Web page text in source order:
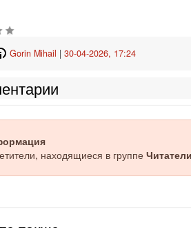
Gorin Mihail | 30-04-2026, 17:24
находящиеся в группе Читатели